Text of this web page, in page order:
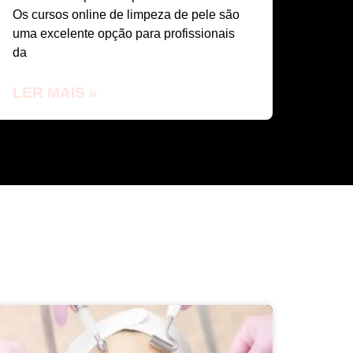
Os cursos online de limpeza de pele são
uma excelente opção para profissionais
da
LER MAIS »